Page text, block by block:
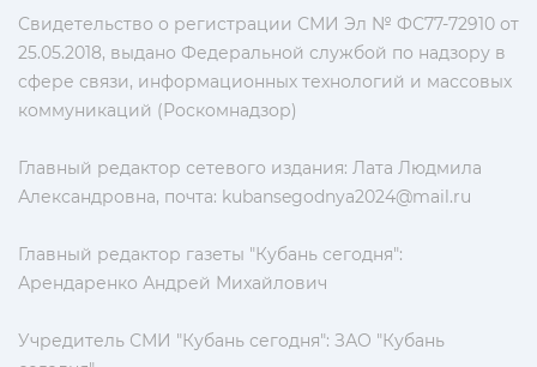
Свидетельство о регистрации СМИ Эл № ФС77-72910 от
25.05.2018, выдано Федеральной службой по надзору в
сфере связи, информационных технологий и массовых
коммуникаций (Роскомнадзор)
Главный редактор сетевого издания: Лата Людмила
Александровна, почта: kubansegodnya2024@mail.ru
Главный редактор газеты "Кубань сегодня":
Арендаренко Андрей Михайлович
Учредитель СМИ "Кубань сегодня": ЗАО "Кубань